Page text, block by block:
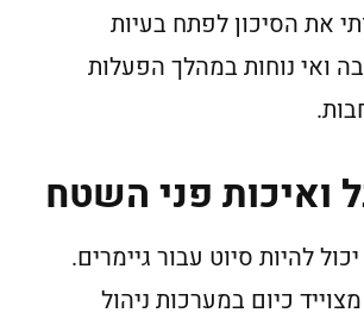
את הסיכון לפתח בעיות
ואי נוחות במהלך הפעלות
ואיכות פני השטח
להיות סיוט עבור גיימרים.
כיום במערכות ניהול